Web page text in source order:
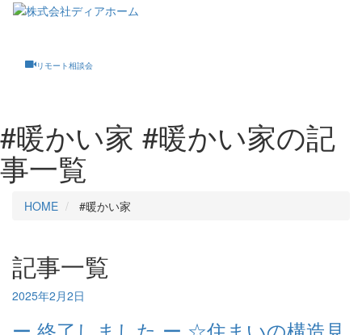
リモート相談会
#暖かい家 #暖かい家の記
事一覧
HOME #暖かい家
記事一覧
2025年2月2日